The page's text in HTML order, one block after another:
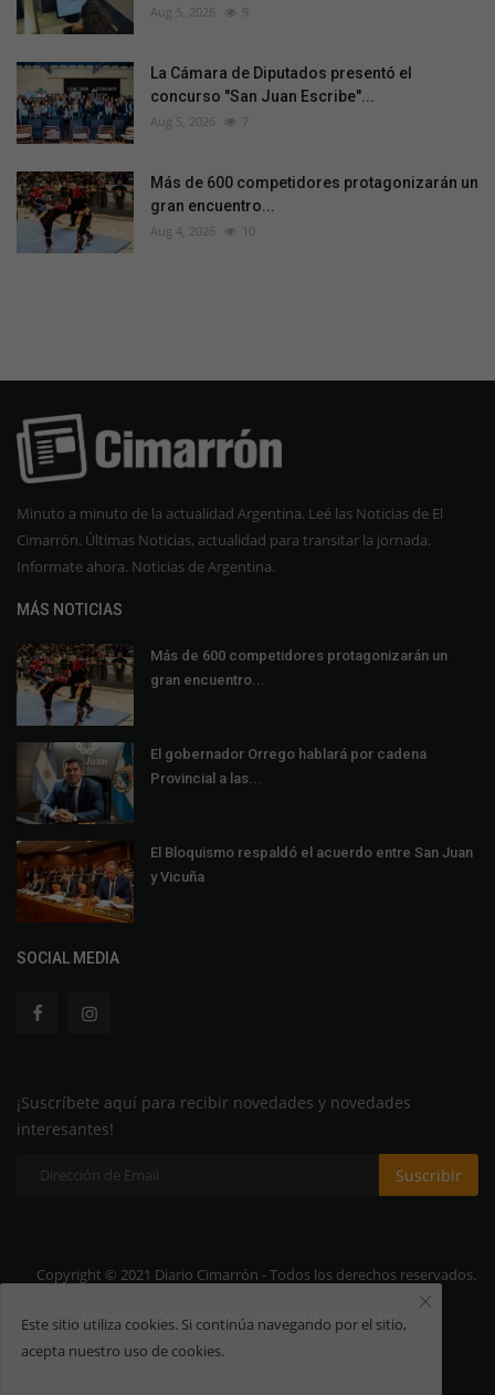
Aug 5, 2026 9
La Cámara de Diputados presentó el
concurso "San Juan Escribe"...
Aug 5, 2026 7
Más de 600 competidores protagonizarán un
gran encuentro...
Aug 4, 2026 10
Minuto a minuto de la actualidad Argentina. Leé las Noticias de El
Cimarrón. Últimas Noticias, actualidad para transitar la jornada.
Informate ahora. Noticias de Argentina.
MÁS NOTICIAS
Más de 600 competidores protagonizarán un
gran encuentro...
El gobernador Orrego hablará por cadena
Provincial a las...
El Bloquismo respaldó el acuerdo entre San Juan
y Vicuña
SOCIAL MEDIA
¡Suscríbete aquí para recibir novedades y novedades
interesantes!
Suscribir
Copyright © 2021 Diario Cimarrón - Todos los derechos reservados.
Términos y Condiciones Política de privacidad
Este sitio utiliza cookies. Si continúa navegando por el sitio,
acepta nuestro uso de cookies.